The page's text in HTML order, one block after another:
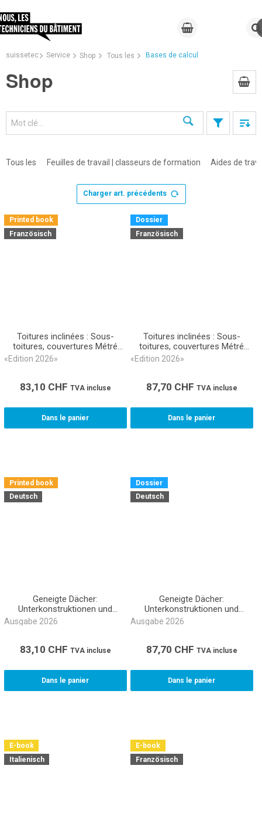
suissetec Service Shop Tous les Bases de calcul
Shop
Recherche
Tous les Feuilles de travail | classeurs de formation Aides de
Charger art. précédents
Printed book
Französisch
Toitures inclinées : Sous-
toitures, couvertures Métré
CAN 363 (Livre relié)
«Edition 2026»
83,10 CHF TVA incluse
Dans le panier
Dossier
Französisch
Toitures inclinées : Sous-
toitures, couvertures Métré
CAN 363 (Classeur)
«Edition 2026»
87,70 CHF TVA incluse
Dans le panier
Printed book
Deutsch
Geneigte Dächer:
Unterkonstruktionen und
Deckungen Akkord NPK 363
Ausgabe 2026
83,10 CHF TVA incluse
Dans le panier
Dossier
Deutsch
Geneigte Dächer:
Unterkonstruktionen und
Deckungen Akkord NPK 363
Ausgabe 2026
87,70 CHF TVA incluse
Dans le panier
E-book
Italienisch
E-book
Französisch